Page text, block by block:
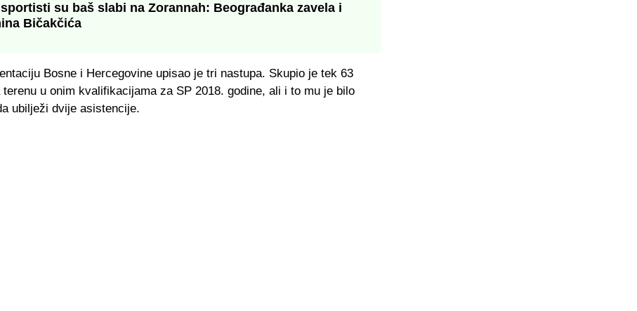
su baš slabi na Zorannah: Beograđanka zavela i
Bičakčića
Bosne i Hercegovine upisao je tri nastupa. Skupio je tek 63
terenu u onim kvalifikacijama za SP 2018. godine, ali i to mu je bilo
ubilježi dvije asistencije.